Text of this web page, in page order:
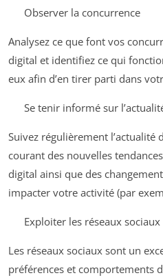
Observer la concurrence
Analysez ce que font vos
digital et identifiez ce qui
eux afin d’en tirer parti dans
Se tenir informé sur
Suivez régulièrement l’actualité
courant des nouvelles
digital ainsi que des
impacter votre activité (par
Exploiter les réseaux sociaux
Les réseaux sociaux sont un
préférences et comportements